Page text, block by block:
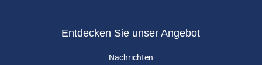
Entdecken Sie unser Angebot
Nachrichten